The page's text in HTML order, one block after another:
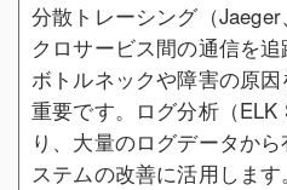
分散トレーシング（
クロサービス間の通信を
ボトルネックや障害の原
重要です。ログ分析（ELK
り、大量のログデータか
ステムの改善に活用します。